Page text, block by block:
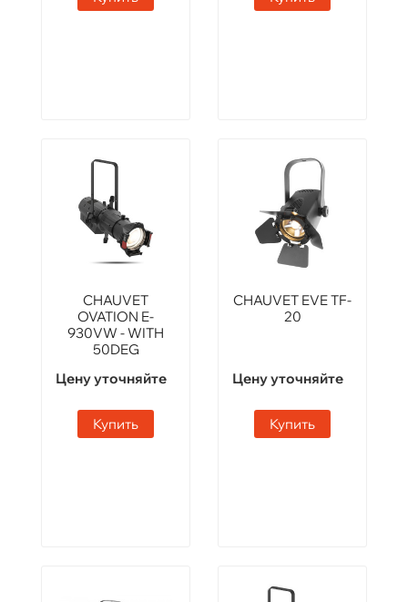
CHAUVET
OVATION E-
930VW - WITH
50DEG
Цену уточняйте
Купить
CHAUVET EVE TF-
20
Цену уточняйте
Купить